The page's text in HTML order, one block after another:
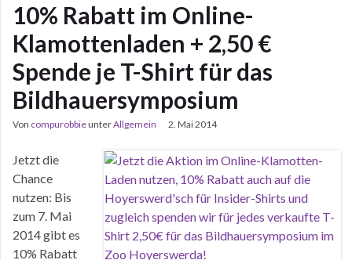
10% Rabatt im Online-
Klamottenladen + 2,50 €
Spende je T-Shirt für das
Bildhauersymposium
Von compurobbieunterAllgemein 2. Mai 2014
Jetzt die
Chance
nutzen: Bis
zum 7. Mai
2014 gibt es
10% Rabatt